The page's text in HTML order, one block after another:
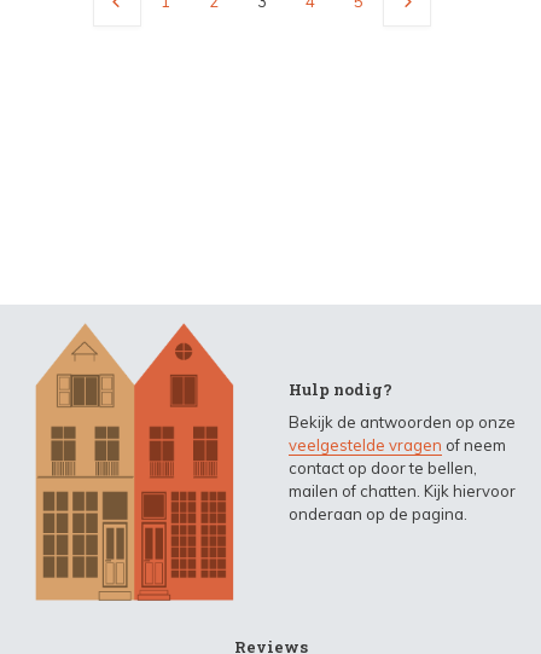
Hulp nodig?
Bekijk de antwoorden op onze
veelgestelde vragen of neem
contact op door te bellen,
mailen of chatten. Kijk hiervoor
onderaan op de pagina.
Reviews